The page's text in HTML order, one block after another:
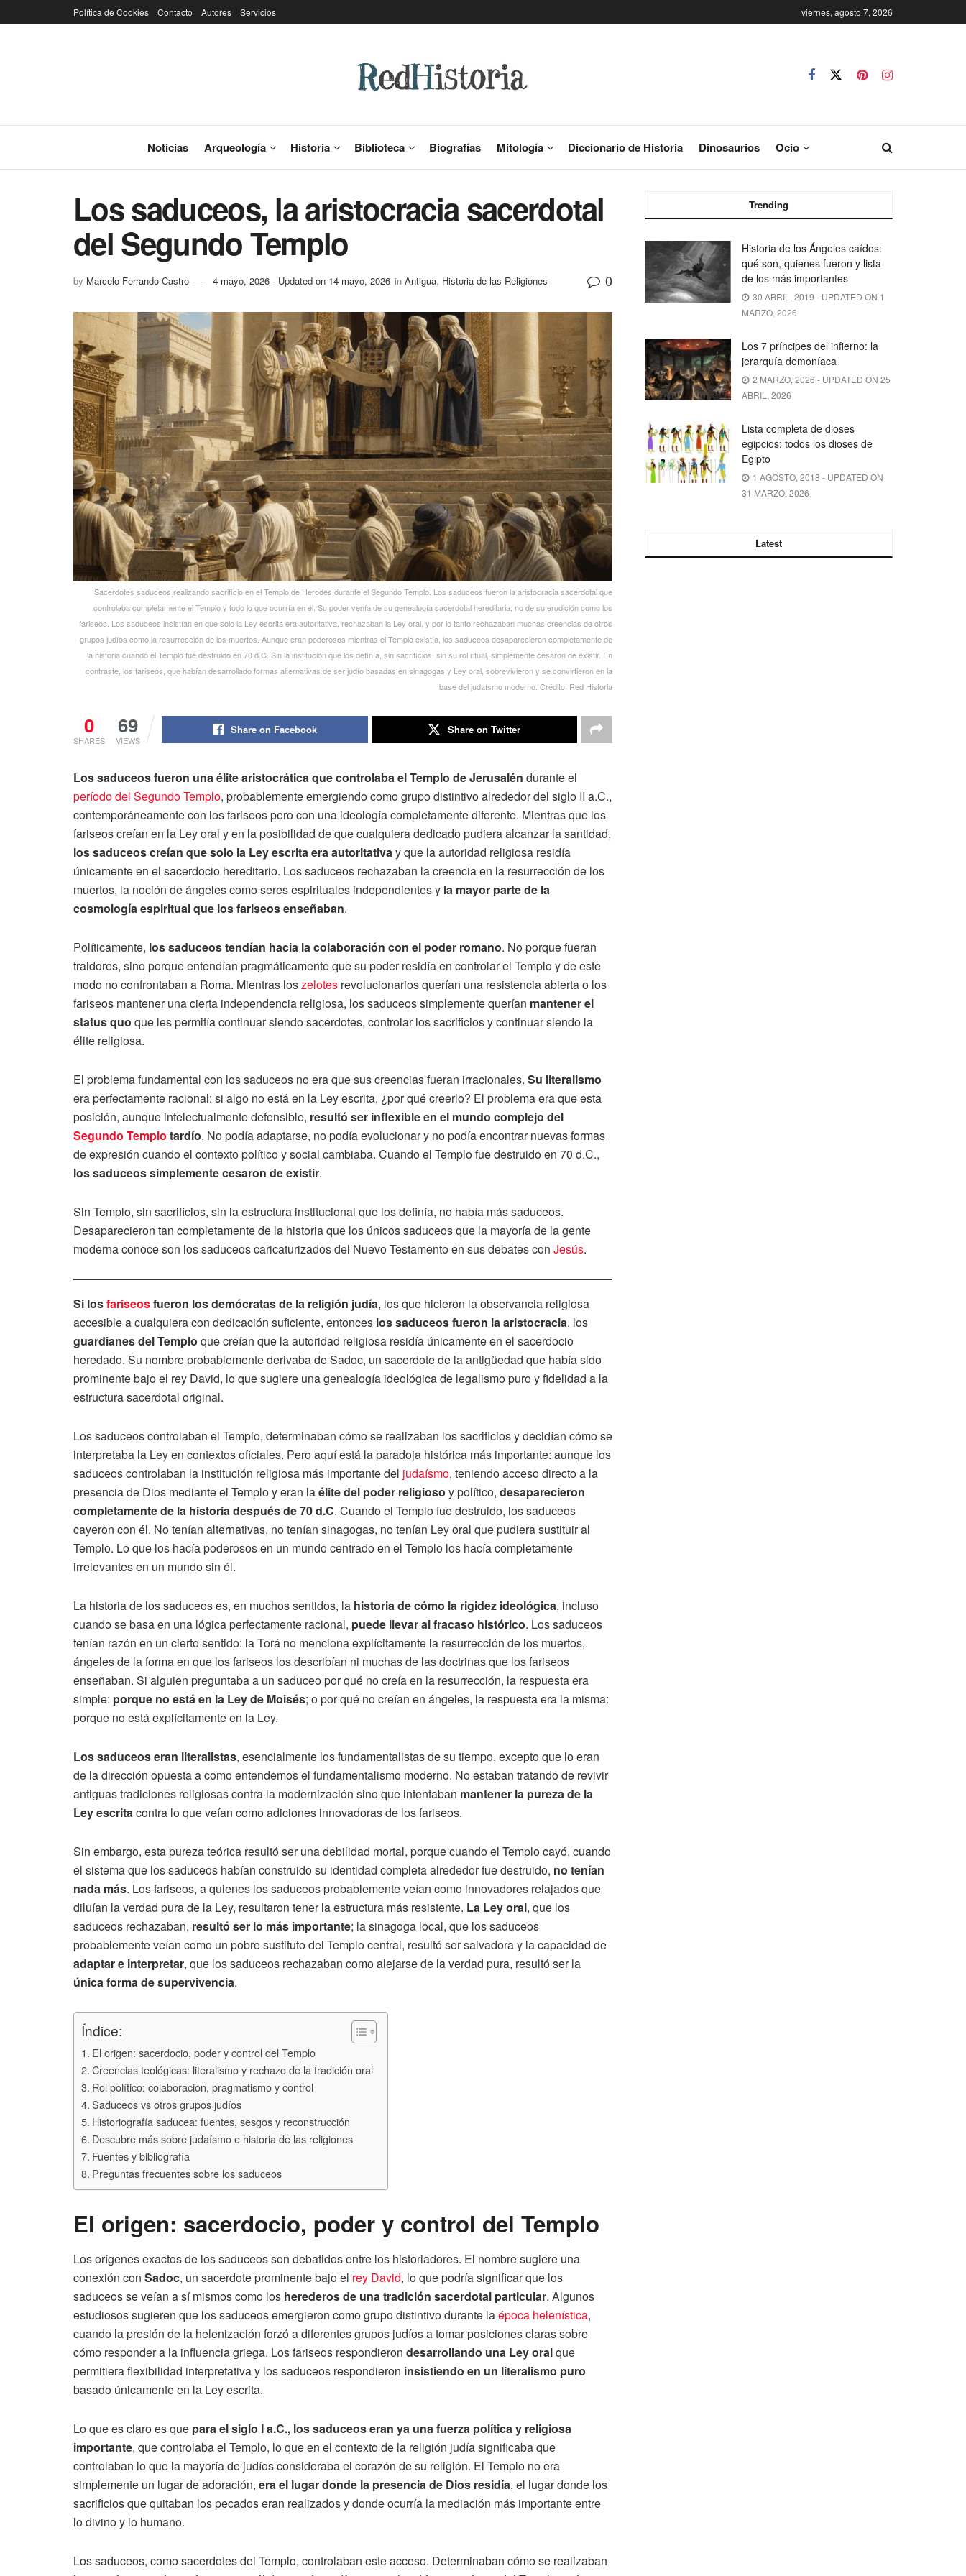
Política de Cookies Contacto Autores Servicios viernes, agosto 7, 2026
Noticias Arqueología Historia Biblioteca Biografías Mitología Diccionario de Historia Dinosaurios Ocio
Los saduceos, la aristocracia sacerdotal
del Segundo Templo
by Marcelo Ferrando Castro 4 mayo, 2026 - Updated on 14 mayo, 2026 in Antigua, Historia de las Religiones 0
Sacerdotes saduceos realizando sacrificio en el Templo de Herodes durante el Segundo Templo. Los saduceos fueron la aristocracia sacerdotal que
controlaba completamente el Templo y todo lo que ocurría en él. Su poder venía de su genealogía sacerdotal hereditaria, no de su erudición como los
fariseos. Los saduceos insistían en que solo la Ley escrita era autoritativa, rechazaban la Ley oral, y por lo tanto rechazaban muchas creencias de otros
grupos judíos como la resurrección de los muertos. Aunque eran poderosos mientras el Templo existía, los saduceos desaparecieron completamente de
la historia cuando el Templo fue destruido en 70 d.C. Sin la institución que los definía, sin sacrificios, sin su rol ritual, simplemente cesaron de existir. En
contraste, los fariseos, que habían desarrollado formas alternativas de ser judío basadas en sinagogas y Ley oral, sobrevivieron y se convirtieron en la
base del judaísmo moderno. Crédito: Red Historia
0
SHARES
69
VIEWS
Share on Facebook Share on Twitter
Los saduceos fueron una élite aristocrática que controlaba el Templo de Jerusalén durante el
período del Segundo Templo, probablemente emergiendo como grupo distintivo alrededor del siglo II a.C.,
contemporáneamente con los fariseos pero con una ideología completamente diferente. Mientras que los
fariseos creían en la Ley oral y en la posibilidad de que cualquiera dedicado pudiera alcanzar la santidad,
los saduceos creían que solo la Ley escrita era autoritativay que la autoridad religiosa residía
únicamente en el sacerdocio hereditario. Los saduceos rechazaban la creencia en la resurrección de los
muertos, la noción de ángeles como seres espirituales independientes y la mayor parte de la
cosmología espiritual que los fariseos enseñaban.
Políticamente, los saduceos tendían hacia la colaboración con el poder romano. No porque fueran
traidores, sino porque entendían pragmáticamente que su poder residía en controlar el Templo y de este
modo no confrontaban a Roma. Mientras loszelotes revolucionarios querían una resistencia abierta o los
fariseos mantener una cierta independencia religiosa, los saduceos simplemente querían mantener el
status quo que les permitía continuar siendo sacerdotes, controlar los sacrificios y continuar siendo la
élite religiosa.
El problema fundamental con los saduceos no era que sus creencias fueran irracionales. Su literalismo
era perfectamente racional: si algo no está en la Ley escrita, ¿por qué creerlo? El problema era que esta
posición, aunque intelectualmente defensible, resultó ser inflexible en el mundo complejo del
Segundo Templo tardío. No podía adaptarse, no podía evolucionar y no podía encontrar nuevas formas
de expresión cuando el contexto político y social cambiaba. Cuando el Templo fue destruido en 70 d.C.,
los saduceos simplemente cesaron de existir.
Sin Templo, sin sacrificios, sin la estructura institucional que los definía, no había más saduceos.
Desaparecieron tan completamente de la historia que los únicos saduceos que la mayoría de la gente
moderna conoce son los saduceos caricaturizados del Nuevo Testamento en sus debates con Jesús.
Si losfariseosfueron los demócratas de la religión judía, los que hicieron la observancia religiosa
accesible a cualquiera con dedicación suficiente, entonces los saduceos fueron la aristocracia, los
guardianes del Templo que creían que la autoridad religiosa residía únicamente en el sacerdocio
heredado. Su nombre probablemente derivaba de Sadoc, un sacerdote de la antigüedad que había sido
prominente bajo el rey David, lo que sugiere una genealogía ideológica de legalismo puro y fidelidad a la
estructura sacerdotal original.
Los saduceos controlaban el Templo, determinaban cómo se realizaban los sacrificios y decidían cómo se
interpretaba la Ley en contextos oficiales. Pero aquí está la paradoja histórica más importante: aunque los
saduceos controlaban la institución religiosa más importante del judaísmo, teniendo acceso directo a la
presencia de Dios mediante el Templo y eran laélite del poder religioso y político, desaparecieron
completamente de la historia después de 70 d.C. Cuando el Templo fue destruido, los saduceos
cayeron con él. No tenían alternativas, no tenían sinagogas, no tenían Ley oral que pudiera sustituir al
Templo. Lo que los hacía poderosos en un mundo centrado en el Templo los hacía completamente
irrelevantes en un mundo sin él.
La historia de los saduceos es, en muchos sentidos, la historia de cómo la rigidez ideológica, incluso
cuando se basa en una lógica perfectamente racional, puede llevar al fracaso histórico. Los saduceos
tenían razón en un cierto sentido: la Torá no menciona explícitamente la resurrección de los muertos,
ángeles de la forma en que los fariseos los describían ni muchas de las doctrinas que los fariseos
enseñaban. Si alguien preguntaba a un saduceo por qué no creía en la resurrección, la respuesta era
simple: porque no está en la Ley de Moisés; o por qué no creían en ángeles, la respuesta era la misma:
porque no está explícitamente en la Ley.
Los saduceos eran literalistas, esencialmente los fundamentalistas de su tiempo, excepto que lo eran
de la dirección opuesta a como entendemos el fundamentalismo moderno. No estaban tratando de revivir
antiguas tradiciones religiosas contra la modernización sino que intentaban mantener la pureza de la
Ley escritacontra lo que veían como adiciones innovadoras de los fariseos.
Sin embargo, esta pureza teórica resultó ser una debilidad mortal, porque cuando el Templo cayó, cuando
el sistema que los saduceos habían construido su identidad completa alrededor fue destruido, no tenían
nada más. Los fariseos, a quienes los saduceos probablemente veían como innovadores relajados que
diluían la verdad pura de la Ley, resultaron tener la estructura más resistente. La Ley oral, que los
saduceos rechazaban, resultó ser lo más importante; la sinagoga local, que los saduceos
probablemente veían como un pobre sustituto del Templo central, resultó ser salvadora y la capacidad de
adaptar e interpretar, que los saduceos rechazaban como alejarse de la verdad pura, resultó ser la
única forma de supervivencia.
Índice:
El origen: sacerdocio, poder y control del Templo
Creencias teológicas: literalismo y rechazo de la tradición oral
Rol político: colaboración, pragmatismo y control
Saduceos vs otros grupos judíos
Historiografía saducea: fuentes, sesgos y reconstrucción
Descubre más sobre judaísmo e historia de las religiones
Fuentes y bibliografía
Preguntas frecuentes sobre los saduceos
El origen: sacerdocio, poder y control del Templo
Los orígenes exactos de los saduceos son debatidos entre los historiadores. El nombre sugiere una
conexión con Sadoc, un sacerdote prominente bajo el rey David, lo que podría significar que los
saduceos se veían a sí mismos como los herederos de una tradición sacerdotal particular. Algunos
estudiosos sugieren que los saduceos emergieron como grupo distintivo durante laépoca helenística,
cuando la presión de la helenización forzó a diferentes grupos judíos a tomar posiciones claras sobre
cómo responder a la influencia griega. Los fariseos respondieron desarrollando una Ley oralque
permitiera flexibilidad interpretativa y los saduceos respondieron insistiendo en un literalismo puro
basado únicamente en la Ley escrita.
Lo que es claro es que para el siglo I a.C., los saduceos eran ya una fuerza política y religiosa
importante, que controlaba el Templo, lo que en el contexto de la religión judía significaba que
controlaban lo que la mayoría de judíos consideraba el corazón de su religión. El Templo no era
simplemente un lugar de adoración, era el lugar donde la presencia de Dios residía, el lugar donde los
sacrificios que quitaban los pecados eran realizados y donde ocurría la mediación más importante entre
lo divino y lo humano.
Los saduceos, como sacerdotes del Templo, controlaban este acceso. Determinaban cómo se realizaban
Trending
Historia de los Ángeles caídos:
qué son, quienes fueron y lista
de los más importantes
30 ABRIL, 2019 - UPDATED ON 1
MARZO, 2026
Los 7 príncipes del infierno: la
jerarquía demoníaca
2 MARZO, 2026 - UPDATED ON 25
ABRIL, 2026
Lista completa de dioses
egipcios: todos los dioses de
Egipto
1 AGOSTO, 2018 - UPDATED ON
31 MARZO, 2026
Latest